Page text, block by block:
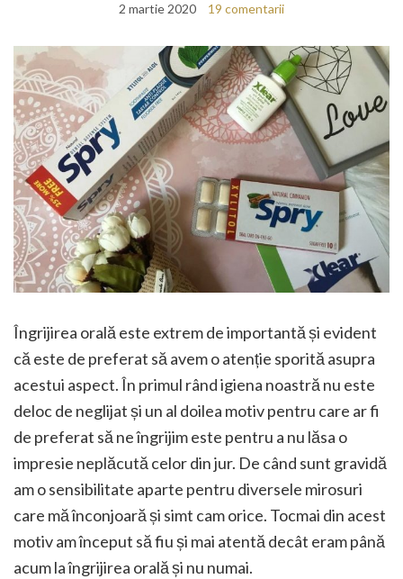
2 martie 2020 19 comentarii
Îngrijirea orală este extrem de importantă și evident
că este de preferat să avem o atenție sporită asupra
acestui aspect. În primul rând igiena noastră nu este
deloc de neglijat și un al doilea motiv pentru care ar fi
de preferat să ne îngrijim este pentru a nu lăsa o
impresie neplăcută celor din jur. De când sunt gravidă
am o sensibilitate aparte pentru diversele mirosuri
care mă înconjoară și simt cam orice. Tocmai din acest
motiv am început să fiu și mai atentă decât eram până
acum la îngrijirea orală și nu numai.